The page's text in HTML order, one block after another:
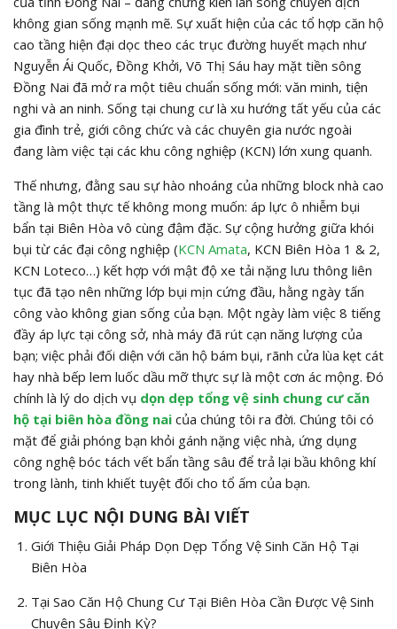
không gian sống mạnh mẽ. Sự xuất hiện của các tổ hợp căn hộ
cao tầng hiện đại dọc theo các trục đường huyết mạch như
Nguyễn Ái Quốc, Đồng Khởi, Võ Thị Sáu hay mặt tiền sông
Đồng Nai đã mở ra một tiêu chuẩn sống mới: văn minh, tiện
nghi và an ninh. Sống tại chung cư là xu hướng tất yếu của các
gia đình trẻ, giới công chức và các chuyên gia nước ngoài
đang làm việc tại các khu công nghiệp (KCN) lớn xung quanh.
Thế nhưng, đằng sau sự hào nhoáng của những block nhà cao
tầng là một thực tế không mong muốn: áp lực ô nhiễm bụi
bẩn tại Biên Hòa vô cùng đậm đặc. Sự cộng hưởng giữa khói
bụi từ các đại công nghiệp (KCN Amata, KCN Biên Hòa 1 & 2,
KCN Loteco…) kết hợp với mật độ xe tải nặng lưu thông liên
tục đã tạo nên những lớp bụi mịn cứng đầu, hằng ngày tấn
công vào không gian sống của bạn. Một ngày làm việc 8 tiếng
đầy áp lực tại công sở, nhà máy đã rút cạn năng lượng của
bạn; việc phải đối diện với căn hộ bám bụi, rãnh cửa lùa kẹt cát
hay nhà bếp lem luốc dầu mỡ thực sự là một cơn ác mộng. Đó
chính là lý do dịch vụ dọn dẹp tổng vệ sinh chung cư căn
hộ tại biên hòa đồng nai của chúng tôi ra đời. Chúng tôi có
mặt để giải phóng bạn khỏi gánh nặng việc nhà, ứng dụng
công nghệ bóc tách vết bẩn tầng sâu để trả lại bầu không khí
trong lành, tinh khiết tuyệt đối cho tổ ấm của bạn.
MỤC LỤC NỘI DUNG BÀI VIẾT
Giới Thiệu Giải Pháp Dọn Dẹp Tổng Vệ Sinh Căn Hộ Tại
Biên Hòa
Tại Sao Căn Hộ Chung Cư Tại Biên Hòa Cần Được Vệ Sinh
Chuyên Sâu Định Kỳ?